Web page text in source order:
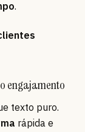
.
engajamento
texto puro.
rápida e